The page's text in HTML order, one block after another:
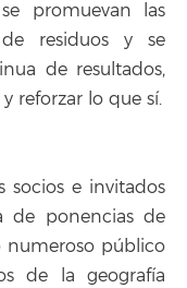
promuevan las
residuos y se
de resultados,
reforzar lo que sí.
socios e invitados
de ponencias de
numeroso público
de la geografía